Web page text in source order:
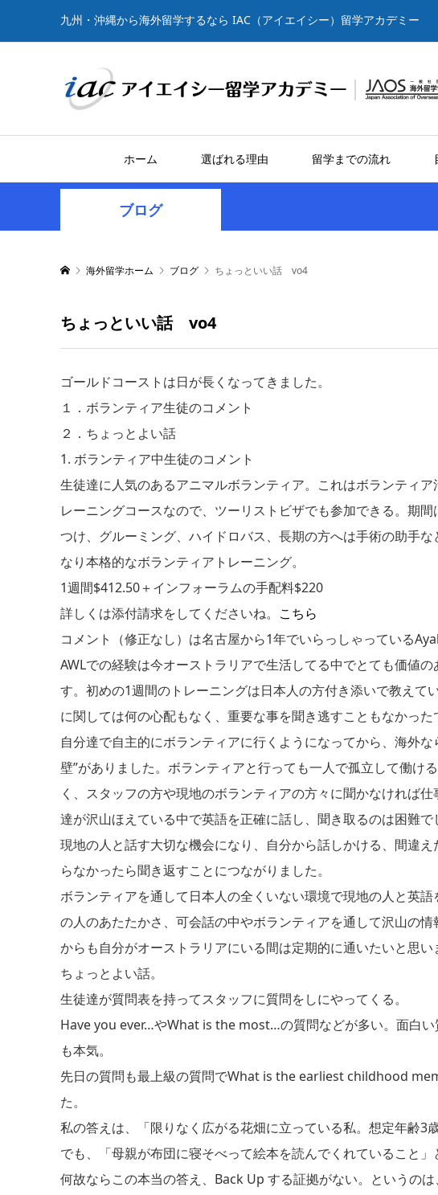
九州・沖縄から海外留学するなら IAC（アイエイシー）留学アカデミー
ホーム 選ばれる理由 留学までの流れ
ブログ
海外留学ホーム ブログ ちょっといい話 vo4
ちょっといい話 vo4
ゴールドコーストは日が長くなってきました。
１．ボランティア生徒のコメント
２．ちょっとよい話
1. ボランティア中生徒のコメント
生徒達に人気のあるアニマルボランティア。これはボランティア
レーニングコースなので、ツーリストビザでも参加できる。期間
つけ、グルーミング、ハイドロバス、長期の方へは手術の助手
なり本格的なボランティアトレーニング。
1週間$412.50＋インフォーラムの手配料$220
詳しくは添付請求をしてくださいね。 こちら
コメント（修正なし）は名古屋から1年でいらっしゃっている
AWLでの経験は今オーストラリアで生活してる中でとても価値の
す。初めの1週間のトレーニングは日本人の方付き添いで教えて
に関しては何の心配もなく、重要な事を聞き逃すこともなかった
自分達で自主的にボランティアに行くようになってから、海外な
壁”がありました。ボランティアと行っても一人で孤立して働け
く、スタッフの方や現地のボランティアの方々に聞かなければ
達が沢山ほえている中で英語を正確に話し、聞き取るのは困難
現地の人と話す大切な機会になり、自分から話しかける、間違
らなかったら聞き返すことにつながりました。
ボランティアを通して日本人の全くいない環境で現地の人と英
の人のあたたかさ、可会話の中やボランティアを通して沢山の
からも自分がオーストラリアにいる間は定期的に通いたいと思い
ちょっとよい話。
生徒達が質問表を持ってスタッフに質問をしにやってくる。
Have you ever…やWhat is the most…の質問などが多い。面白い
も本気。
先日の質問も最上級の質問でWhat is the earliest childhood
た。
私の答えは、「限りなく広がる花畑に立っている私。想定年齢3歳
でも、「母親が布団に寝そべって絵本を読んでくれていること」
何故ならこの本当の答え、Back Up する証拠がない。というの